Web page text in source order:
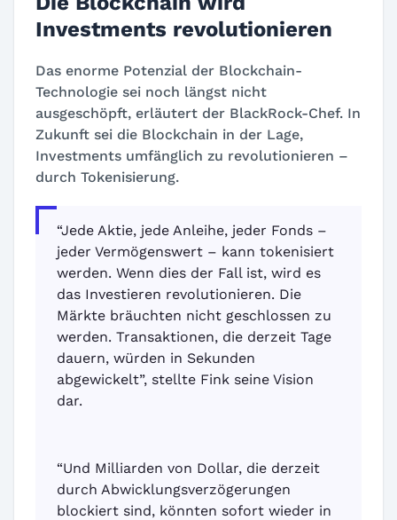
Investments revolutionieren
Das enorme Potenzial der Blockchain-
Technologie sei noch längst nicht
ausgeschöpft, erläutert der BlackRock-Chef. In
Zukunft sei die Blockchain in der Lage,
Investments umfänglich zu revolutionieren –
durch Tokenisierung.
“Jede Aktie, jede Anleihe, jeder Fonds –
jeder Vermögenswert – kann tokenisiert
werden. Wenn dies der Fall ist, wird es
das Investieren revolutionieren. Die
Märkte bräuchten nicht geschlossen zu
werden. Transaktionen, die derzeit Tage
dauern, würden in Sekunden
abgewickelt”, stellte Fink seine Vision
dar.
“Und Milliarden von Dollar, die derzeit
durch Abwicklungsverzögerungen
blockiert sind, könnten sofort wieder in